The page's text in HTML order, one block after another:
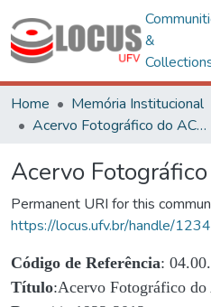
&
Home
Memória Institucional
Acervo Fotográfico do ACH-UFV
Acervo
Permanent URI for this
https://locus.ufv.br/handle/
Código de Referência:
Título:Acervo Fotográfico